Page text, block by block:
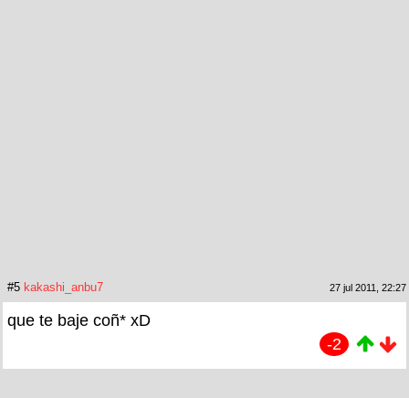
#5 kakashi_anbu7 27 jul 2011, 22:27
que te baje coñ* xD
-2